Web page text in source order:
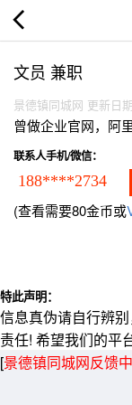
文员 兼职
景德镇同城网 更新日
曾做企业官网，阿
联系人手机/微信：
188****2734
(查看需要80金币或
特此声明：
信息真伪请自行辨
责任! 希望我们的平
[景德镇同城网反馈